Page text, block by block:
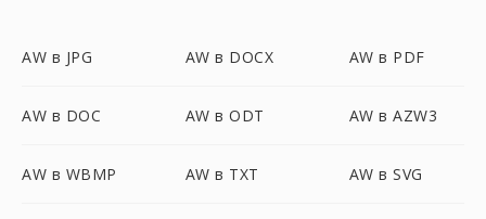
AW в JPG AW в DOCX AW в PDF
AW в DOC AW в ODT AW в AZW3
AW в WBMP AW в TXT AW в SVG